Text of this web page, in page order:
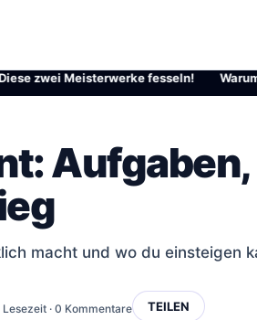
Meisterwerke fesseln!· Warum
Aufgaben,
macht und wo du einsteigen
Lesezeit · 0 Kommentare TEILEN